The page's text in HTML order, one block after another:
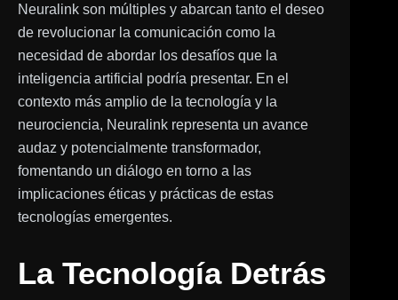
Neuralink son múltiples y abarcan tanto el deseo
de revolucionar la comunicación como la
necesidad de abordar los desafíos que la
inteligencia artificial podría presentar. En el
contexto más amplio de la tecnología y la
neurociencia, Neuralink representa un avance
audaz y potencialmente transformador,
fomentando un diálogo en torno a las
implicaciones éticas y prácticas de estas
tecnologías emergentes.
La Tecnología Detrás